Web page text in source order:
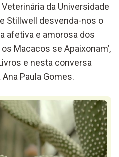
da Universidade
Stillwell desvenda-nos o
afetiva e amorosa dos
Macacos se Apaixonam’,
e nesta conversa
Paula Gomes.